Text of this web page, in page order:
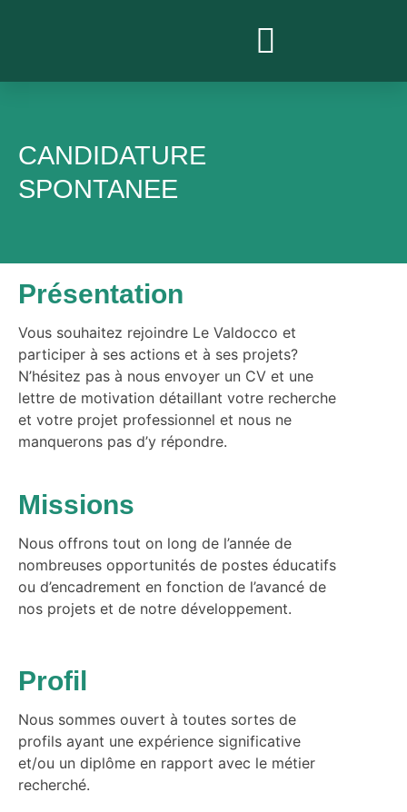
CANDIDATURE
SPONTANEE
Présentation
Vous souhaitez rejoindre Le Valdocco et
participer à ses actions et à ses projets?
N’hésitez pas à nous envoyer un CV et une
lettre de motivation détaillant votre recherche
et votre projet professionnel et nous ne
manquerons pas d’y répondre.
Missions
Nous offrons tout on long de l’année de
nombreuses opportunités de postes éducatifs
ou d’encadrement en fonction de l’avancé de
nos projets et de notre développement.
Profil
Nous sommes ouvert à toutes sortes de
profils ayant une expérience significative
et/ou un diplôme en rapport avec le métier
recherché.